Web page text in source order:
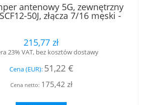
antenowy 5G, zewnętrzny
50J, złącza 7/16 męski -
kątowy, LOW PIM, RFS
215,77 zł
23% VAT, bez kosztów dostawy
Cena (EUR): 51,22 €
Cena netto: 175,42 zł